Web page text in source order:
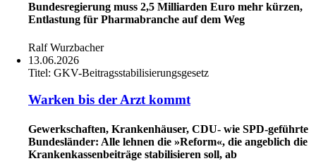
Bundesregierung muss 2,5 Milliarden Euro mehr kürzen,
Entlastung für Pharmabranche auf dem Weg
Ralf Wurzbacher
13.06.2026
Titel: GKV-Beitragsstabilisierungsgesetz
Warken bis der Arzt kommt
Gewerkschaften, Krankenhäuser, CDU- wie SPD-geführte
Bundesländer: Alle lehnen die »Reform«, die angeblich die
Krankenkassenbeiträge stabilisieren soll, ab